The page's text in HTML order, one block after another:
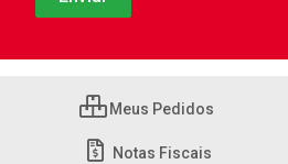
Meus Pedidos
Notas Fiscais